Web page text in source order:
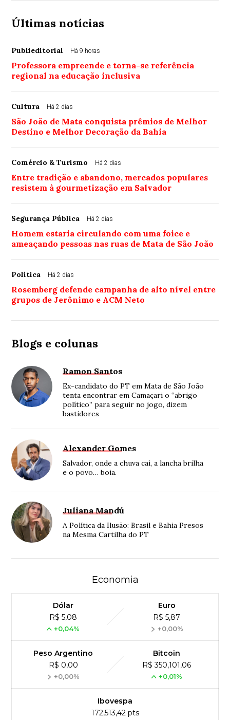
Últimas notícias
Publieditorial Há 9 horas
Professora empreende e torna-se referência
regional na educação inclusiva
Cultura Há 2 dias
São João de Mata conquista prêmios de Melhor
Destino e Melhor Decoração da Bahia
Comércio & Turismo Há 2 dias
Entre tradição e abandono, mercados populares
resistem à gourmetização em Salvador
Segurança Pública Há 2 dias
Homem estaria circulando com uma foice e
ameaçando pessoas nas ruas de Mata de São João
Política Há 2 dias
Rosemberg defende campanha de alto nível entre
grupos de Jerônimo e ACM Neto
Blogs e colunas
Ramon Santos
Ex-candidato do PT em Mata de São João
tenta encontrar em Camaçari o “abrigo
político” para seguir no jogo, dizem
bastidores
Alexander Gomes
Salvador, onde a chuva cai, a lancha brilha
e o povo… boia.
Juliana Mandú
A Política da Ilusão: Brasil e Bahia Presos
na Mesma Cartilha do PT
Economia
Dólar
R$ 5,08
+0,04%
Euro
R$ 5,87
+0,00%
Peso Argentino
R$ 0,00
+0,00%
Bitcoin
R$ 350,101,06
+0,01%
Ibovespa
172,513,42 pts